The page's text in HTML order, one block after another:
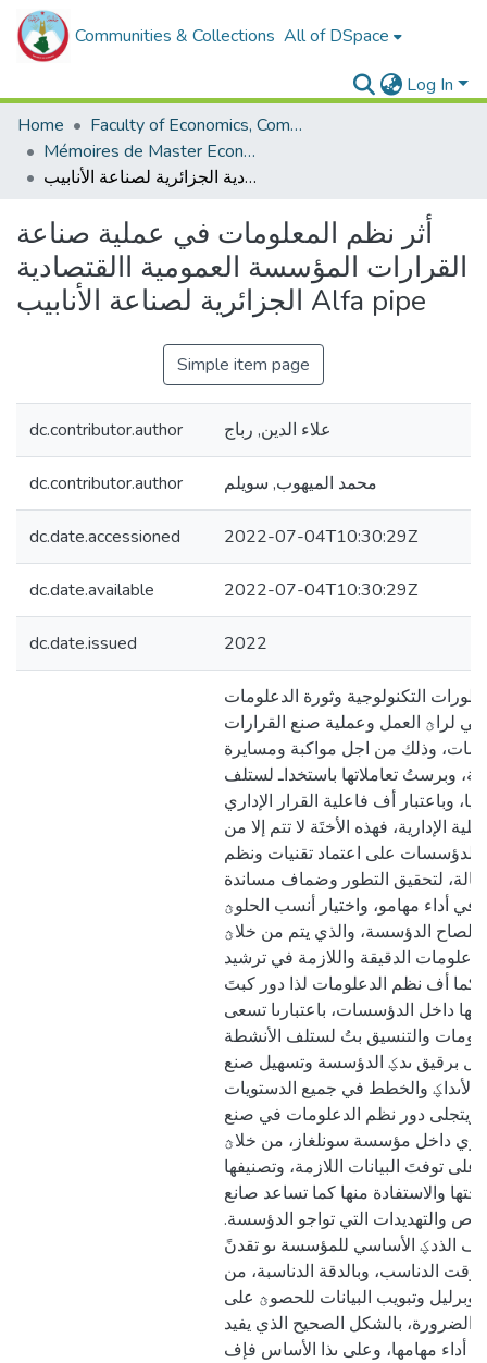
Communities & Collections All of DSpace
Log In
Home
Faculty of Economics, Commercial Sciences and Management Sciences
Mémoires de Master Economie
أثر نظم المعلومات في عملية صناعة القرارات المؤسسة العمومية االقتصادية الجزائرية لصناعة الأنابيب Alfa pipe
أثر نظم المعلومات في عملية صناعة
القرارات المؤسسة العمومية االقتصادية
الجزائرية لصناعة الأنابيب Alfa pipe
Simple item page
dc.contributor.author علاء الدين, رباج
dc.contributor.author محمد الميهوب, سويلم
dc.date.accessioned 2022-07-04T10:30:29Z
dc.date.available 2022-07-04T10:30:29Z
dc.date.issued 2022
التكنولوجیة وثورة الدعلومات
في لراؿ العمل وعملیة صنع القرارات
وذلك من اجل مواكبة ومسایرة
وبرستُ تعاملاتها باستخداـ لستلف
وباعتبار أف فاعلیة القرار الإداري
الإداریة، فهذه الأختَة لا تتم إلا من
الدؤسسات على اعتماد تقنیات ونظم
لتحقیق التطور وضماف مساندة
في أداء مهامو، واختیار أنسب الحلوؿ
لصاح الدؤسسة، والذي یتم من خلاؿ
الدقیقة واللازمة في ترشید
كما أف نظم الدعلومات لذا دور كبتَ
داخل الدؤسسات، باعتبارىا تسعى
والتنسیق بتُ لستلف الأنشطة
أجل برقیق ىدؼ الدؤسسة وتسهیل صنع
الأىداؼ والخطط في جمیع الدستویات
ویتجلى دور نظم الدعلومات في صنع
داخل مؤسسة سونلغاز، من خلاؿ
توفتَ البیانات اللازمة، وتصنیفها
والاستفادة منها كما تساعد صانع
والتهدیدات التي تواجو الدؤسسة.
أف الذدؼ الأساسي للمؤسسة ىو تقدنً
الدناسب، وبالدقة الدناسبة، من
وبرلیل وتبویب البیانات للحصوؿ على
الضرورة، بالشكل الصحیح الذي یفید
في أداء مهامها، وعلى ىذا الأساس فإف